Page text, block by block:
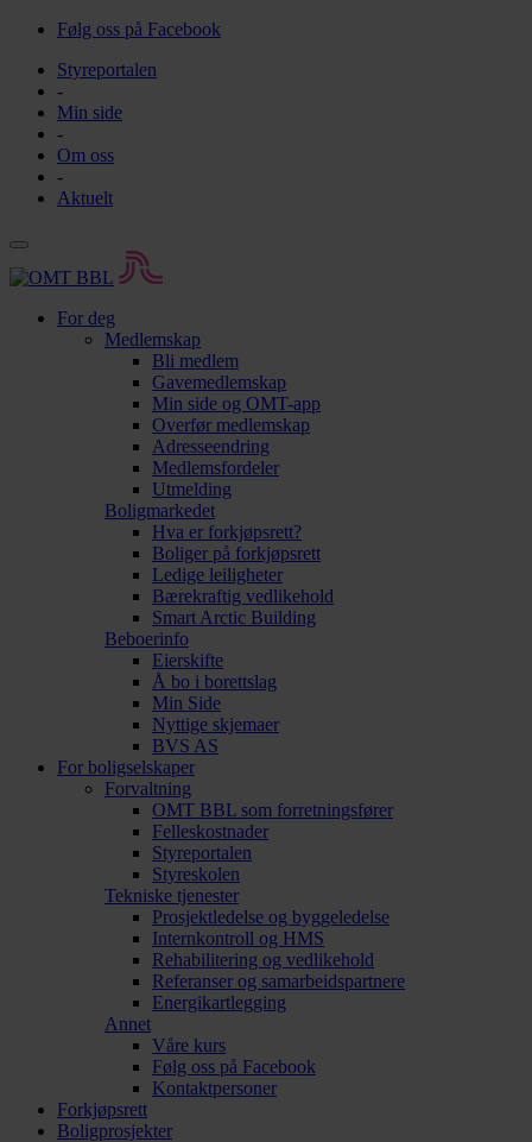
Følg oss på Facebook
Styreportalen
-
Min side
-
Om oss
-
Aktuelt
For deg
Medlemskap
Bli medlem
Gavemedlemskap
Min side og OMT-app
Overfør medlemskap
Adresseendring
Medlemsfordeler
Utmelding
Boligmarkedet
Hva er forkjøpsrett?
Boliger på forkjøpsrett
Ledige leiligheter
Bærekraftig vedlikehold
Smart Arctic Building
Beboerinfo
Eierskifte
Å bo i borettslag
Min Side
Nyttige skjemaer
BVS AS
For boligselskaper
Forvaltning
OMT BBL som forretningsfører
Felleskostnader
Styreportalen
Styreskolen
Tekniske tjenester
Prosjektledelse og byggeledelse
Internkontroll og HMS
Rehabilitering og vedlikehold
Referanser og samarbeidspartnere
Energikartlegging
Annet
Våre kurs
Følg oss på Facebook
Kontaktpersoner
Forkjøpsrett
Boligprosjekter